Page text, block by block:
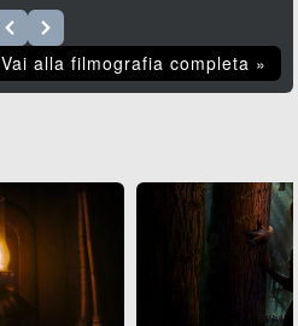
Vai alla filmografia completa »